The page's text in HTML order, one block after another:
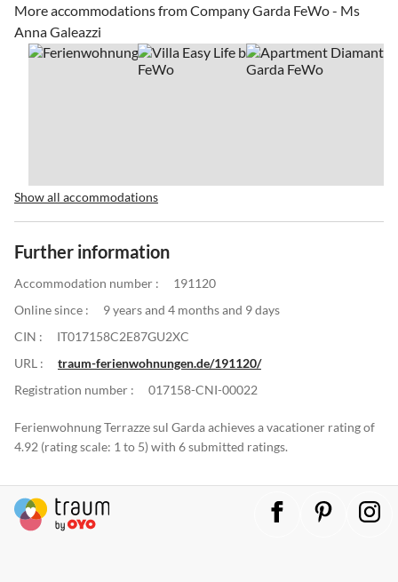
More accommodations from Company Garda FeWo - Ms
Anna Galeazzi
Show all accommodations
Further information
Accommodation number :
191120
Online since :
9 years and 4 months and 9 days
CIN :
IT017158C2E87GU2XC
URL :
traum-ferienwohnungen.de/191120/
Registration number :
017158-CNI-00022
Ferienwohnung Terrazze sul Garda achieves a vacationer rating of
4.92 (rating scale: 1 to 5) with 6 submitted ratings.